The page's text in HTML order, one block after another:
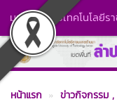
มหาวิทยาลัยเทคโนโลยี
หน้าแรก ข่าวกิจกรรม ,